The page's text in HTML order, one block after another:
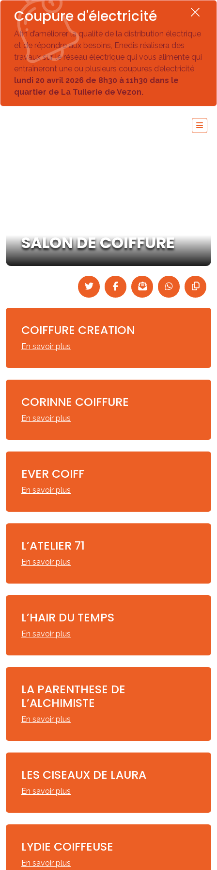
Coupure d'électricité
Afin d’améliorer la qualité de la distribution électrique
et de répondre aux besoins, Enedis réalisera des
travaux sur le réseau électrique qui vous alimente qui
entraîneront une ou plusieurs coupures d’électricité
lundi 20 avril 2026 de 8h30 à 11h30 dans le
quartier de La Tuilerie de Vezon.
SALON DE COIFFURE
COIFFURE CREATION
En savoir plus
CORINNE COIFFURE
En savoir plus
EVER COIFF
En savoir plus
L’ATELIER 71
En savoir plus
L’HAIR DU TEMPS
En savoir plus
LA PARENTHESE DE
L’ALCHIMISTE
En savoir plus
LES CISEAUX DE LAURA
En savoir plus
LYDIE COIFFEUSE
En savoir plus